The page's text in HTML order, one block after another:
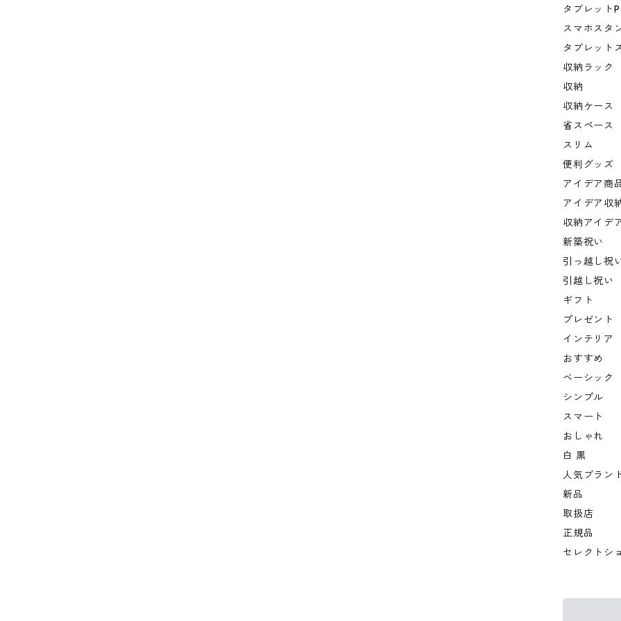
タブレット
スマホスタ
タブレット
収納ラック
収納
収納ケース
省スペース
スリム
便利グッズ
アイデア商
アイデア収
収納アイデ
新築祝い
引っ越し祝
引越し祝い
ギフト
プレゼント
インテリア
おすすめ
ベーシック
シンプル
スマート
おしゃれ
白 黒
人気ブラン
新品
取扱店
正規品
セレクトシ